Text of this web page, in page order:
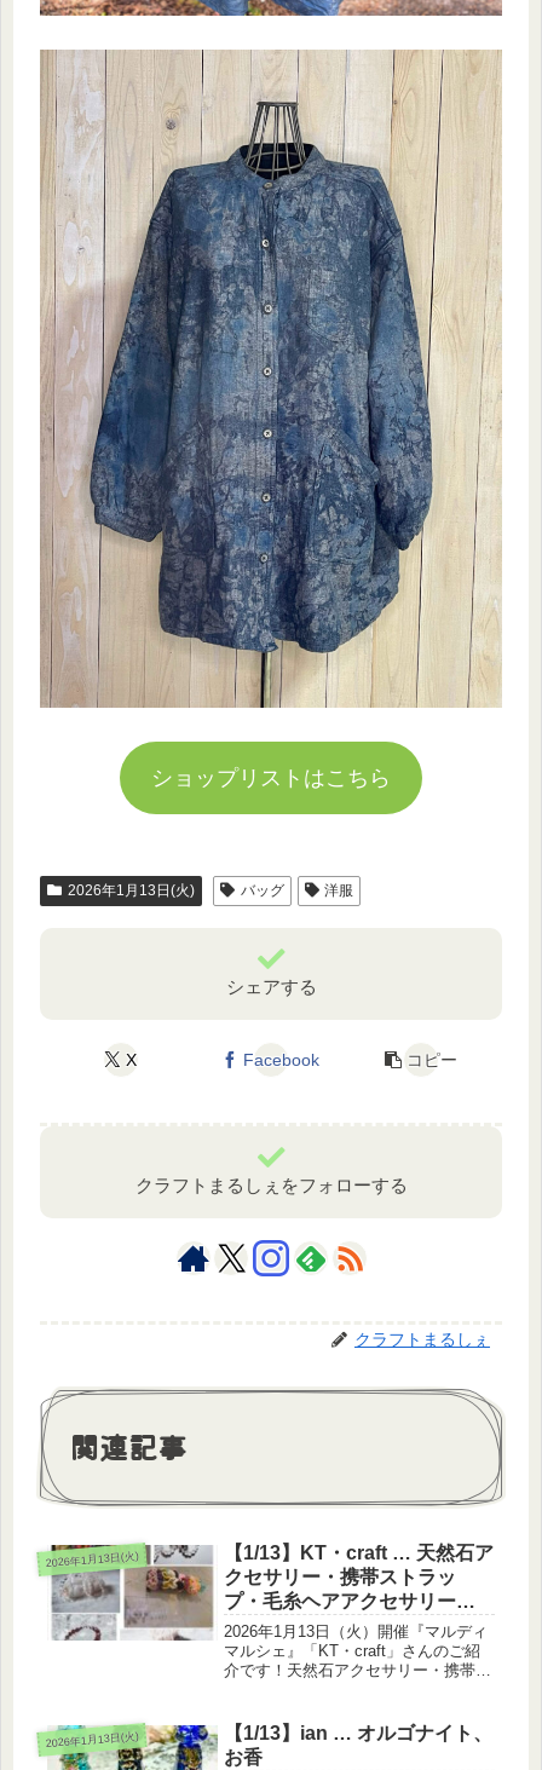
ショップリストはこちら
2026年1月13日(火) バッグ 洋服
シェアする
X Facebook コピー
クラフトまるしぇをフォローする
クラフトまるしぇ
関連記事
2026年1月13日(火)
【1/13】KT・craft … 天然石ア
クセサリー・携帯ストラッ
プ・毛糸ヘアアクセサリー
※14時閉店
2026年1月13日（火）開催『マルディ
マルシェ』「KT・craft」さんのご紹
介です！天然石アクセサリー・携帯ス
閉店ですKT・craftは、天然石アクセ
サリー・パラコー...
2026年1月13日(火)
【1/13】ian … オルゴナイト、
お香